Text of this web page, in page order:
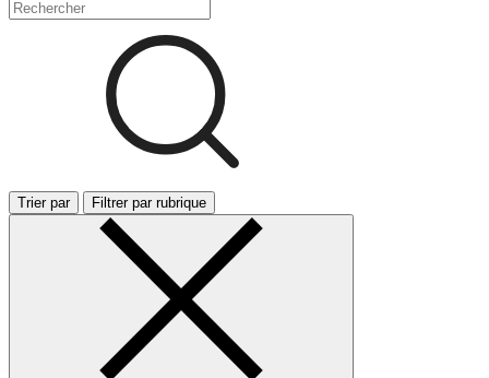
Trier par Filtrer par rubrique